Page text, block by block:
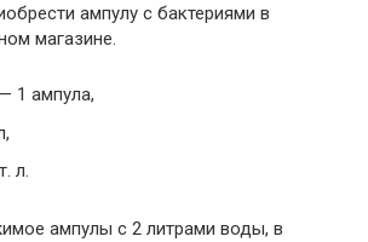
ампулу с бактериями в
магазине.
1 ампула,
л.
ампулы с 2 литрами воды, в